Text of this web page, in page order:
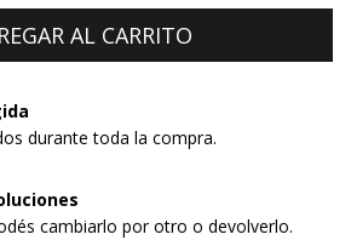
durante toda la compra.
cambiarlo por otro o devolverlo.